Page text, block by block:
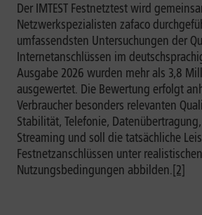
Der IMTEST Festnetztest wird
Netzwerkspezialisten zafaco
umfassendsten Untersuchungen der
Internetanschlüssen im
Ausgabe 2026 wurden mehr als 3,8
ausgewertet. Die Bewertung erfolgt
Verbraucher besonders relevanten
Stabilität, Telefonie,
Streaming und soll die tatsächliche
Festnetzanschlüssen unter realistischen
Nutzungsbedingungen abbilden.[2]